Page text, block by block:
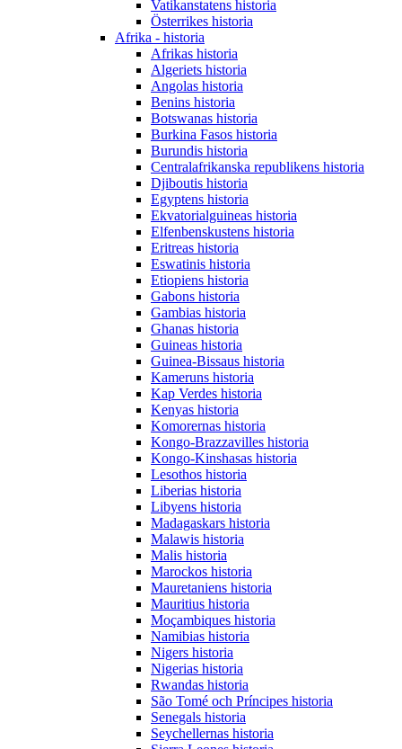
Vatikanstatens historia
Österrikes historia
Afrika - historia
Afrikas historia
Algeriets historia
Angolas historia
Benins historia
Botswanas historia
Burkina Fasos historia
Burundis historia
Centralafrikanska republikens historia
Djiboutis historia
Egyptens historia
Ekvatorialguineas historia
Elfenbenskustens historia
Eritreas historia
Eswatinis historia
Etiopiens historia
Gabons historia
Gambias historia
Ghanas historia
Guineas historia
Guinea-Bissaus historia
Kameruns historia
Kap Verdes historia
Kenyas historia
Komorernas historia
Kongo-Brazzavilles historia
Kongo-Kinshasas historia
Lesothos historia
Liberias historia
Libyens historia
Madagaskars historia
Malawis historia
Malis historia
Marockos historia
Mauretaniens historia
Mauritius historia
Moçambiques historia
Namibias historia
Nigers historia
Nigerias historia
Rwandas historia
São Tomé och Príncipes historia
Senegals historia
Seychellernas historia